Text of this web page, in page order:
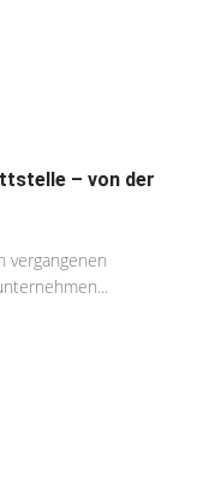
– von der
vergangenen